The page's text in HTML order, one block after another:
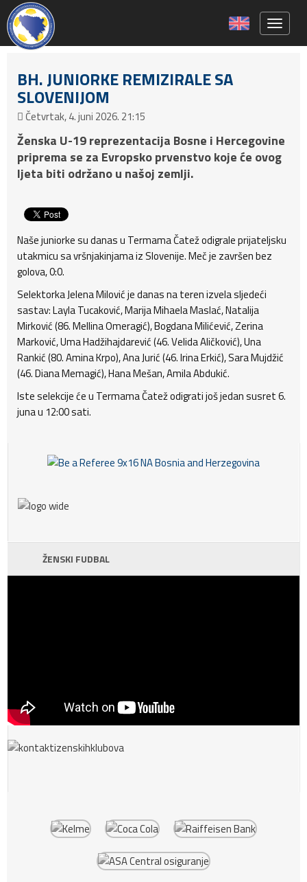
BH. JUNIORKE REMIZIRALE SA
SLOVENIJOM
Četvrtak, 4. juni 2026. 21:15
Ženska U-19 reprezentacija Bosne i Hercegovine
priprema se za Evropsko prvenstvo koje će ovog
ljeta biti održano u našoj zemlji.
Naše juniorke su danas u Termama Čatež odigrale prijateljsku
utakmicu sa vršnjakinjama iz Slovenije. Meč je završen bez
golova, 0:0.
Selektorka Jelena Milović je danas na teren izvela sljedeći
sastav: Layla Tucaković, Marija Mihaela Maslać, Natalija
Mirković (86. Mellina Omeragić), Bogdana Milićević, Zerina
Marković, Uma Hadžihajdarević (46. Velida Aličković), Una
Rankić (80. Amina Krpo), Ana Jurić (46. Irina Erkić), Sara Mujdžić
(46. Diana Memagić), Hana Mešan, Amila Abdukić.
Iste selekcije će u Termama Čatež odigrati još jedan susret 6.
juna u 12:00 sati.
ŽENSKI FUDBAL